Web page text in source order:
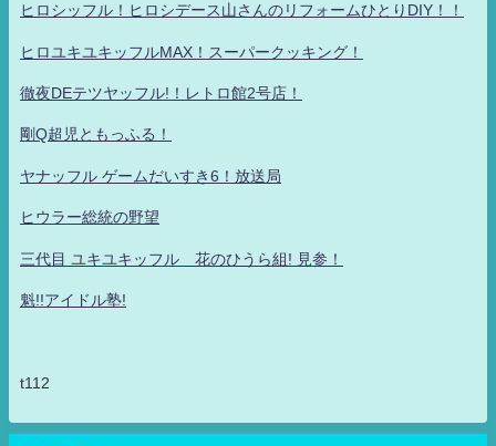
ヒロシッフル！ヒロシデース山さんのリフォームひとりDIY！！
ヒロユキユキッフルMAX！スーパークッキング！
徹夜DEテツヤッフル!！レトロ館2号店！
剛Q超児ともっふる！
ヤナッフル ゲームだいすき6！放送局
ヒウラー総統の野望
三代目 ユキユキッフル 花のひうら組! 見参！
魁!!アイドル塾!
t112